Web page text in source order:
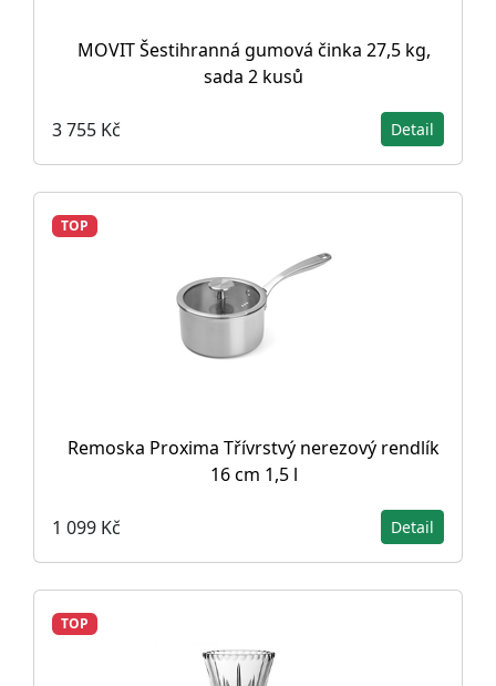
MOVIT Šestihranná gumová činka 27,5 kg,
sada 2 kusů
3 755 Kč Detail
TOP
Remoska Proxima Třívrstvý nerezový rendlík
16 cm 1,5 l
1 099 Kč Detail
TOP